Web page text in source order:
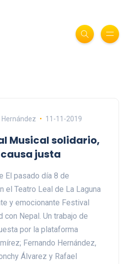
11-11-2019
Musical solidario,
justa
El pasado día 8 de
el Teatro Leal de La Laguna
y emocionante Festival
Nepal. Un trabajo de
por la plataforma
Fernando Hernández,
Álvarez y Rafael